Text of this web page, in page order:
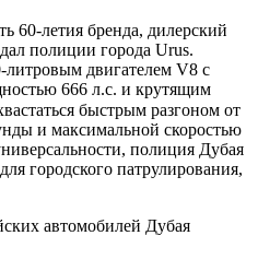
60-летия бренда, дилерский
полиции города Urus.
двигателем V8 с
666 л.с. и крутящим
быстрым разгоном от
и максимальной скоростью
полиция Дубая
городского патрулирования,